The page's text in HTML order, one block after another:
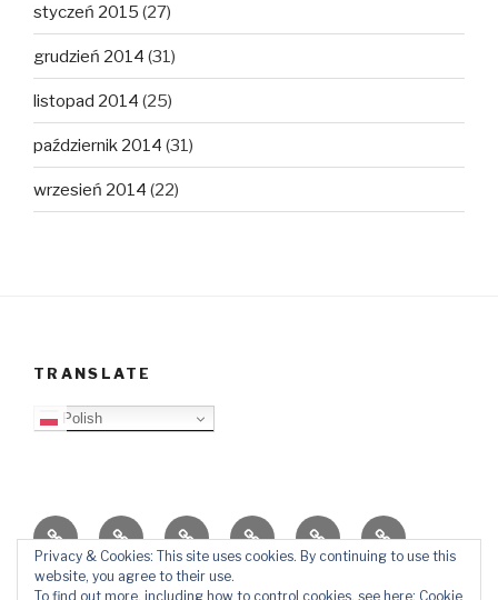
styczeń 2015 (27)
grudzień 2014 (31)
listopad 2014 (25)
październik 2014 (31)
wrzesień 2014 (22)
TRANSLATE
Polish
O
blogu
Top
Lista
Ewangelizacja
Father
Daniel
Video
Blog
PB
KontaktŚlady
Privacy & Cookies: This site uses cookies. By continuing to use this
website, you agree to their use.
To find out more, including how to control cookies, see here: Cookie